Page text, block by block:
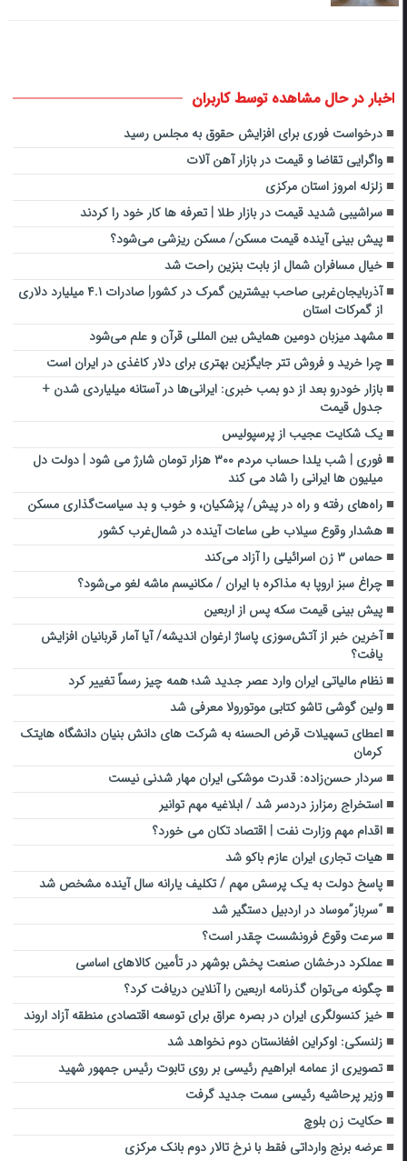
اخبار در حال مشاهده توسط کاربران
درخواست فوری برای افزایش حقوق به مجلس رسید
واگرایی تقاضا و قیمت در بازار آهن آلات
زلزله امروز استان مرکزی
سراشیبی شدید قیمت در بازار طلا | تعرفه ها کار خود را کردند
پیش بینی آینده قیمت مسکن/ مسکن ریزشی می‌شود؟
خیال مسافران شمال از بابت بنزین راحت شد
آذربایجان‌غربی صاحب بیشترین گمرک در کشور| صادرات ۴.۱ میلیارد دلاری
از گمرکات استان
مشهد میزبان دومین همایش بین المللی قرآن و علم می‌شود
چرا خرید و فروش تتر جایگزین بهتری برای دلار کاغذی در ایران است
بازار خودرو بعد از دو بمب خبری: ایرانی‌ها در آستانه میلیاردی شدن +
جدول قیمت
یک شکایت عجیب از پرسپولیس
فوری | شب یلدا حساب مردم ۳۰۰ هزار تومان شارژ می شود | دولت دل
میلیون ها ایرانی را شاد می کند
راه‌های رفته و راه در پیش/ پزشکیان، و خوب و بد سیاست‌گذاری مسکن
هشدار وقوع سیلاب طی ساعات آینده در شمال‌غرب کشور
حماس ۳ زن اسرائیلی را آزاد می‌کند
چراغ سبز اروپا به مذاکره با ایران / مکانیسم ماشه لغو می‌شود؟
پیش بینی قیمت سکه پس از اربعین
آخرین خبر از آتش‌سوزی پاساژ ارغوان اندیشه/ آیا آمار قربانیان افزایش
یافت؟
نظام مالیاتی ایران وارد عصر جدید شد؛ همه چیز رسماً تغییر کرد
ولین گوشی تاشو کتابی موتورولا معرفی شد
اعطای تسهیلات قرض الحسنه به شرکت های دانش بنیان دانشگاه هایتک
کرمان
سردار حسن‌زاده: قدرت موشکی ایران مهار شدنی نیست
استخراج رمزارز دردسر شد / ابلاغیه مهم توانیر
اقدام مهم وزارت نفت | اقتصاد تکان می خورد؟
هیات تجاری ایران عازم باکو شد
پاسخ دولت به یک پرسش مهم / تکلیف یارانه سال آینده مشخص شد
“سرباز”موساد در اردبیل دستگیر شد
سرعت وقوع فرونشست چقدر است؟
عملکرد درخشان صنعت پخش بوشهر در تأمین کالاهای اساسی
چگونه می‌توان گذرنامه اربعین را آنلاین دریافت کرد؟
خیز کنسولگری ایران در بصره عراق برای توسعه اقتصادی منطقه آزاد اروند
زلنسکی: اوکراین افغانستان دوم نخواهد شد
تصویری از عمامه ابراهیم رئیسی بر روی تابوت رئیس جمهور شهید
وزیر پرحاشیه رئیسی سمت جدید گرفت
حکایت زن بلوچ
عرضه برنج وارداتی فقط با نرخ تالار دوم بانک مرکزی